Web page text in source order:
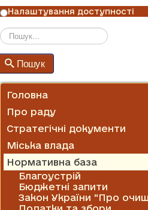
ГОЛОВНА
НОВИНИ
ОГОЛОШЕННЯ
ГРАФІКИ ПРИЙОМУ
Налаштування доступності
Пошук
Головна
Про раду
Стратегічні документи
Міська влада
Нормативна база
Благоустрій
Бюджетні запити
Закон України "Про